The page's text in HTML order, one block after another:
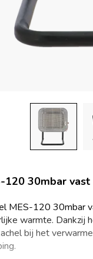
120 30mbar
MES-120 30mbar
warmte.
bij het